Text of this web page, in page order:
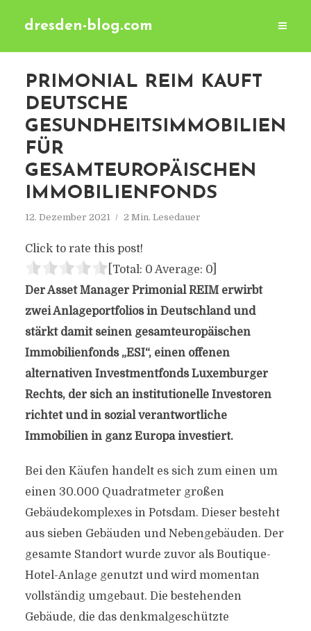
dresden-blog.com
PRIMONIAL REIM KAUFT
DEUTSCHE
GESUNDHEITSIMMOBILIEN
FÜR
GESAMTEUROPÄISCHEN
IMMOBILIENFONDS
12. Dezember 2021 2 Min. Lesedauer
Click to rate this post!
[Total: 0 Average: 0]
Der Asset Manager Primonial REIM erwirbt
zwei Anlageportfolios in Deutschland und
stärkt damit seinen gesamteuropäischen
Immobilienfonds „ESI“, einen offenen
alternativen Investmentfonds Luxemburger
Rechts, der sich an institutionelle Investoren
richtet und in sozial verantwortliche
Immobilien in ganz Europa investiert.
Bei den Käufen handelt es sich zum einen um
einen 30.000 Quadratmeter großen
Gebäudekomplexes in Potsdam. Dieser besteht
aus sieben Gebäuden und Nebengebäuden. Der
gesamte Standort wurde zuvor als Boutique-
Hotel-Anlage genutzt und wird momentan
vollständig umgebaut. Die bestehenden
Gebäude, die das denkmalgeschützte